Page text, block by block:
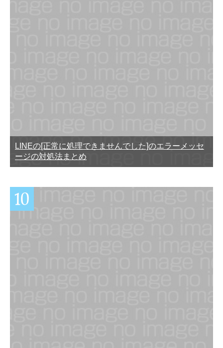
LINEの[正常に処理できませんでした]のエラーメッセ
ージの対処法まとめ